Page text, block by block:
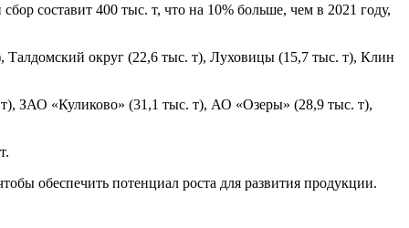
составит 400 тыс. т, что на 10% больше, чем в 2021 году,
Талдомский округ (22,6 тыс. т), Луховицы (15,7 тыс. т), Клин
ЗАО «Куликово» (31,1 тыс. т), АО «Озеры» (28,9 тыс. т),
обеспечить потенциал роста для развития продукции.